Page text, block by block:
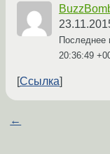
Последнее
20:36:49
Ссылка
←